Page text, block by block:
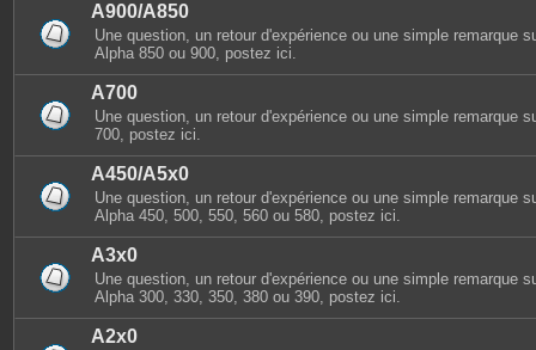
A900/A850
Une question, un retour d'expérience ou une simple remarque
Alpha 850 ou 900, postez ici.
A700
Une question, un retour d'expérience ou une simple remarque
700, postez ici.
A450/A5x0
Une question, un retour d'expérience ou une simple remarque
Alpha 450, 500, 550, 560 ou 580, postez ici.
A3x0
Une question, un retour d'expérience ou une simple remarque
Alpha 300, 330, 350, 380 ou 390, postez ici.
A2x0